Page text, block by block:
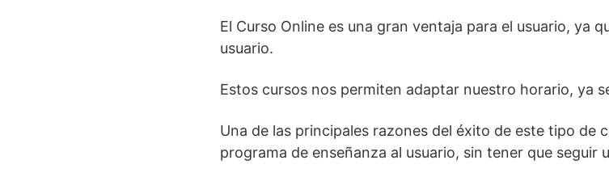
El Curso Online es una gran ventaja para el usuario, ya
usuario.
Estos cursos nos permiten adaptar nuestro horario, ya
Una de las principales razones del éxito de este tipo de
programa de enseñanza al usuario, sin tener que seguir